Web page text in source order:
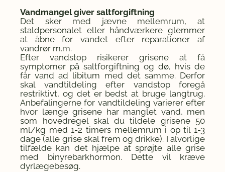
Vandmangel giver saltforgiftning
Det sker med jævne mellemrum, at
staldpersonalet eller håndværkere glemmer
at åbne for vandet efter reparationer af
vandrør m.m.
Efter vandstop risikerer grisene at få
symptomer på saltforgiftning og dø, hvis de
får vand ad libitum med det samme. Derfor
skal vandtildeling efter vandstop foregå
restriktivt, og det er bedst at bruge langtrug.
Anbefalingerne for vandtildeling varierer efter
hvor længe grisene har manglet vand, men
som hovedregel skal du tildele grisene 50
ml/kg med 1-2 timers mellemrum i op til 1-3
dage (alle grise skal frem og drikke). I alvorlige
tilfælde kan det hjælpe at sprøjte alle grise
med binyrebarkhormon. Dette vil kræve
dyrlægebesøg.